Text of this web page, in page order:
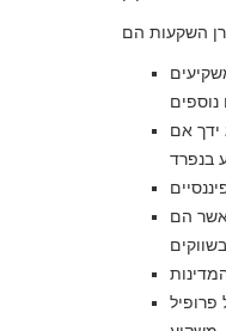
ידך אם
הם
פרופיל